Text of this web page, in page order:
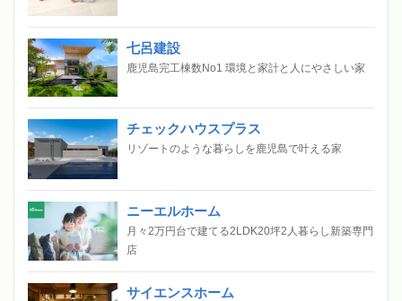
七呂建設
鹿児島完工棟数No1 環境と家計と人にやさしい家
チェックハウスプラス
リゾートのような暮らしを鹿児島で叶える家
ニーエルホーム
月々2万円台で建てる2LDK20坪2人暮らし新築専門
店
サイエンスホーム